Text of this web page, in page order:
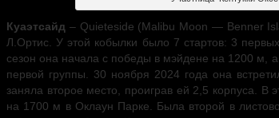
Куaэтсайд – Quieteside (Malibu Moon — Benner
Л.Ортис. У этой кобылки было 7 стартов: 3
сезон она начала с победы в мэйдене на 1200 м,
первой группы. 30 ноября 2024 года она
заняла второе место, проиграв ей 2,5 корпуса. В
на 1700 м в Оклаун Парке. Была второй в